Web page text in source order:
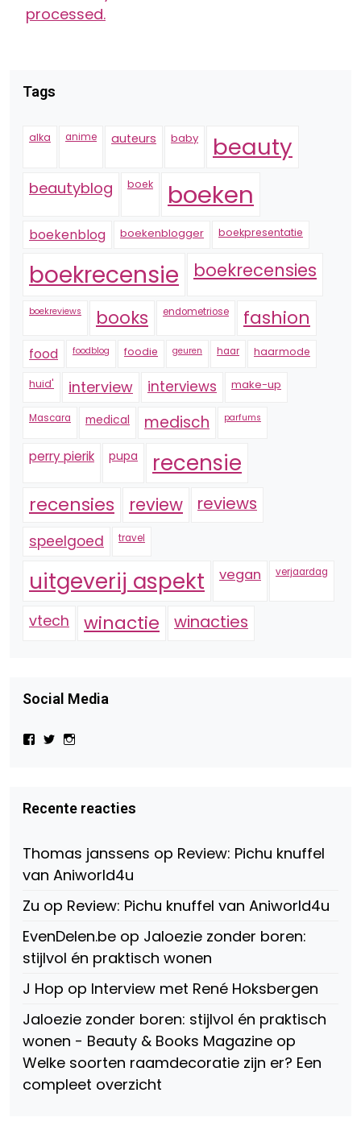
processed.
Tags
alka anime auteurs baby beauty
beautyblog boek boeken
boekenblog boekenblogger boekpresentatie
boekrecensie boekrecensies
boekreviews books endometriose fashion
food foodblog foodie geuren haar haarmode
huid' interview interviews make-up
Mascara medical medisch parfums
perry pierik pupa recensie
recensies review reviews
speelgoed travel
uitgeverij aspekt vegan verjaardag
vtech winactie winacties
Social Media
Bekijk
Beauty-
147775071915783/?
Facebook
Bekijk
op
Twitter
op
Instagram
Recente reacties
Thomas janssens op Review: Pichu knuffel
van Aniworld4u
Zu op Review: Pichu knuffel van Aniworld4u
EvenDelen.be op Jaloezie zonder boren:
stijlvol én praktisch wonen
J Hop op Interview met René Hoksbergen
Jaloezie zonder boren: stijlvol én praktisch
wonen - Beauty & Books Magazine op
Welke soorten raamdecoratie zijn er? Een
compleet overzicht